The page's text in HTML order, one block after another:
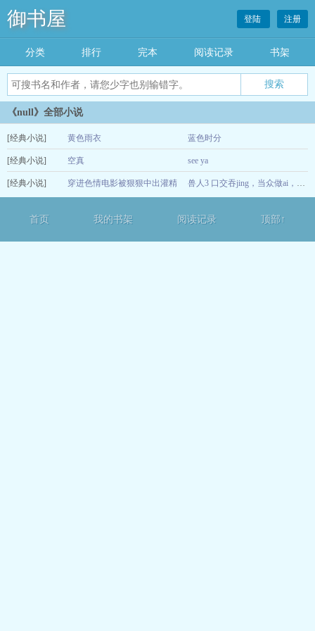
御书屋 登陆 注册
分类 排行 完本 阅读记录 书架
《null》全部小说
[经典小说] 黄色雨衣 蓝色时分
[经典小说] 空真 see ya
12-15
[经典小说] 穿进色情电影被狠狠中出灌精 兽人3 口交吞jing，当众做ai，被进入发情期的兽人尿进子宫
首页 我的书架 阅读记录 顶部↑